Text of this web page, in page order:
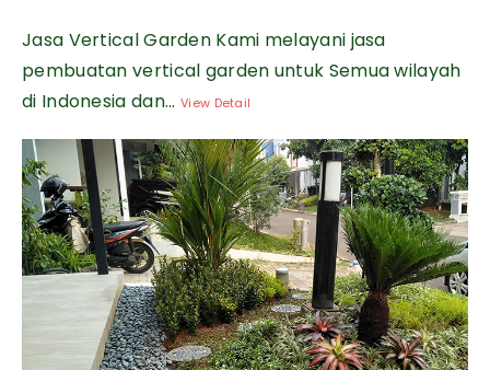
Jasa Vertical Garden Kami melayani jasa
pembuatan vertical garden untuk Semua wilayah
di Indonesia dan...View Detail